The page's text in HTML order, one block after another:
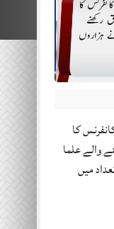
کا
والے علما
میں